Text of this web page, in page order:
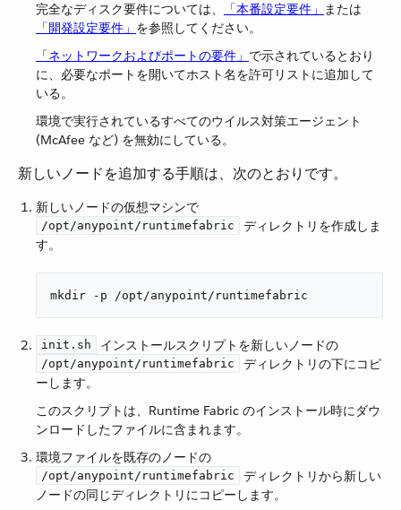
完全なディスク要件については、​
「本番設定要件」 ​または​
「開発設定要件」 ​を参照してください。
「ネットワークおよびポートの要件」 ​で示されているとおり
に、必要なポートを開いてホスト名を許可リストに追加して
いる。
環境で実行されているすべてのウイルス対策エージェント
(McAfee など) を無効にしている。
新しいノードを追加する手順は、次のとおりです。
新しいノードの仮想マシンで ​
/opt/anypoint/runtimefabric
​ ディレクトリを作成しま
す。
mkdir -p /opt/anypoint/runtimefabric
init.sh ​ インストールスクリプトを新しいノードの ​
/opt/anypoint/runtimefabric
​ ディレクトリの下にコピ
ーします。
このスクリプトは、Runtime Fabric のインストール時にダウ
ンロードしたファイルに含まれます。
環境ファイルを既存のノードの ​
/opt/anypoint/runtimefabric
​ ディレクトリから新しい
ノードの同じディレクトリにコピーします。